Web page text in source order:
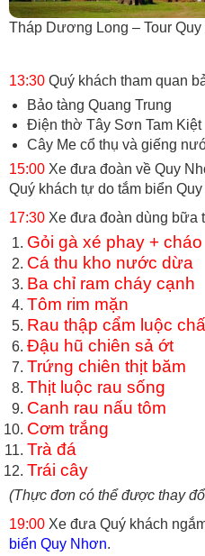
Tháp Dương Long – Tour
13:30 Quý khách tham quan
Bảo tàng Quang Trung
Điện thờ Tây Sơn Tam Kiệt
Cây Me cổ thụ và giếng
15:00 Xe đưa đoàn về Quy
Quý khách tự do tắm biển
17:30 Xe đưa đoàn dùng bữa
Gỏi gà xé phay + cháo
Cá thu kho nước dừa
Ba chỉ ram cháy cạnh
Tôm rim mặn
Rau thập cẩm luộc
Đậu hũ chiên sả ớt
Trứng chiên thịt băm
Thịt luộc rau sống
Canh rau nấu tôm
Cơm trắng
Trà đá
Trái cây
(Thực đơn có thể được thay
19:00 Xe đưa Quý khách
biển Quy Nhơn.